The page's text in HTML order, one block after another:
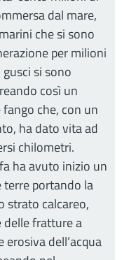
dal mare,
che si sono
per milioni
si sono
così un
che, con un
ha dato vita ad
chilometri.
ha avuto inizio un
portando la
strato calcareo,
delle fratture a
erosiva dell’acqua